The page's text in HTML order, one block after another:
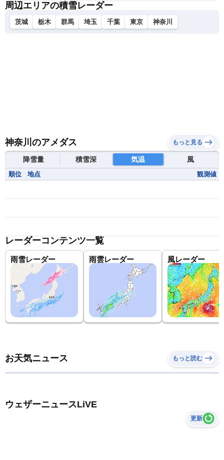
周辺エリアの積雪レーダー
茨城 栃木 群馬 埼玉 千葉 東京 神奈川
神奈川のアメダス もっと見る
降雪量 積雪深 気温 風
順位 地点 観測値
レーダーコンテンツ一覧
雨雪レーダー 雨雲レーダー 風レーダー
お天気ニュース もっと読む
ウェザーニュースLiVE
更新